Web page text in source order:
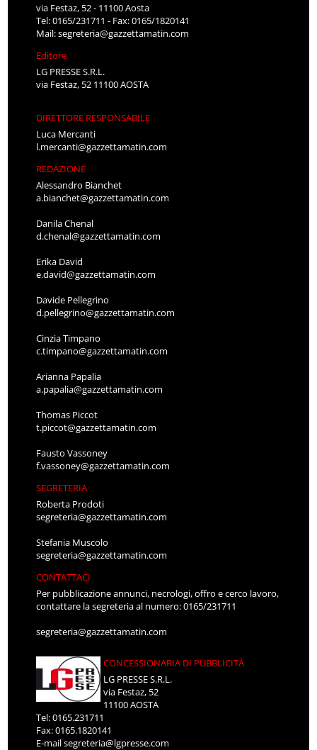
via Festaz, 52 - 11100 Aosta
Tel: 0165/231711 - Fax: 0165/1820141
Mail:segreteria@gazzettamatin.com
Editore
LG PRESSE S.R.L.
via Festaz, 52 11100 AOSTA
DIRETTORE RESPONSABILE
Luca Mercanti
l.mercanti@gazzettamatin.com
REDAZIONE
Alessandro Bianchet
a.bianchet@gazzettamatin.com
Danila Chenal
d.chenal@gazzettamatin.com
Erika David
e.david@gazzettamatin.com
Davide Pellegrino
d.pellegrino@gazzettamatin.com
Cinzia Timpano
c.timpano@gazzettamatin.com
Arianna Papalia
a.papalia@gazzettamatin.com
Thomas Piccot
t.piccot@gazzettamatin.com
Fausto Vassoney
f.vassoney@gazzettamatin.com
SEGRETERIA
Roberta Prodoti
segreteria@gazzettamatin.com
Stefania Muscolo
segreteria@gazzettamatin.com
CONTATTACI
Per pubblicazione annunci, necrologi, offro e cerco lavoro,
contattare la segreteria al numero: 0165/231711
segreteria@gazzettamatin.com
CONCESSIONARIA DI PUBBLICITÀ
LG PRESSE S.R.L.
via Festaz, 52
11100 AOSTA
Tel: 0165.231711
Fax: 0165.1820141
E-mailsegreteria@lgpresse.com